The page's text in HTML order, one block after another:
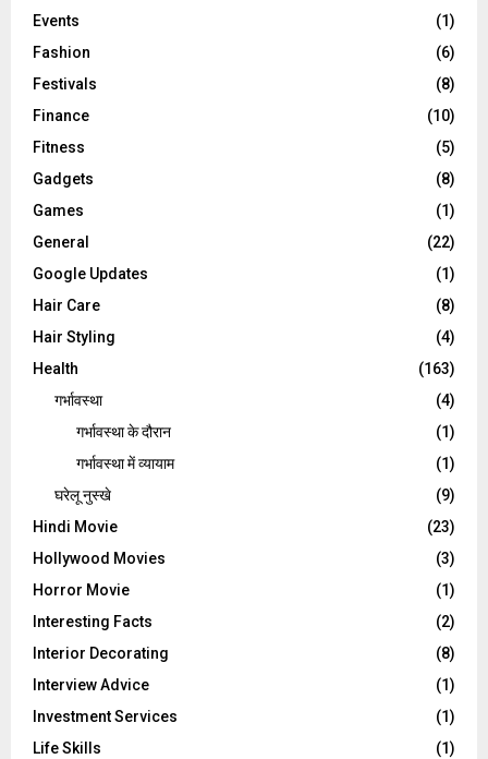
Events
(1)
Fashion
(6)
Festivals
(8)
Finance
(10)
Fitness
(5)
Gadgets
(8)
Games
(1)
General
(22)
Google Updates
(1)
Hair Care
(8)
Hair Styling
(4)
Health
(163)
गर्भावस्था
(4)
गर्भावस्‍था के दौरान
(1)
गर्भावस्था में व्यायाम
(1)
घरेलू नुस्‍खे
(9)
Hindi Movie
(23)
Hollywood Movies
(3)
Horror Movie
(1)
Interesting Facts
(2)
Interior Decorating
(8)
Interview Advice
(1)
Investment Services
(1)
Life Skills
(1)